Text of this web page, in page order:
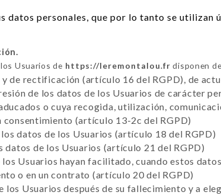
datos personales, que por lo tanto se utilizan
Usuarios de https://leremontalou.fr disponen
de rectificación (artículo 16 del RGPD), de
de los datos de los Usuarios de carácter
o cuya recogida, utilización,
(artículo 13-2c del RGPD)
datos de los Usuarios (artículo 18 del RGPD)
de los Usuarios (artículo 21 del RGPD)
Usuarios hayan facilitado, cuando estos
o en un contrato (artículo 20 del RGPD)
Usuarios después de su fallecimiento y a